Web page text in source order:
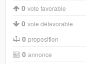
0 vote favorable
0 vote défavorable
0 proposition
0 annonce